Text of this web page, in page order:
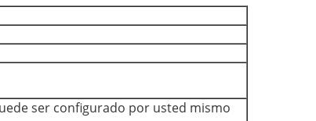
ser configurado por usted mismo